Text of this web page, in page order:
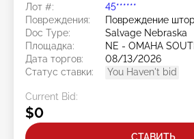
Лот #:
45******
Повреждения:
Повреждение
Doc Type:
Salvage Nebraska
Площадка:
NE - OMAHA
Дата торгов:
08/13/2026
Статус ставки:
You Haven't bid
Current Bid:
$0